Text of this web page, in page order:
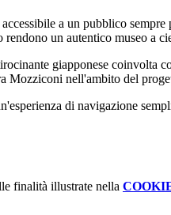
a un pubblico
un autentico museo a
giapponese coinvolta
Mozziconi nell'ambito del
di navigazione
finalità illustrate nella